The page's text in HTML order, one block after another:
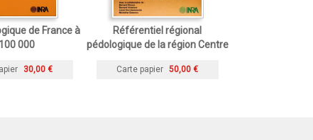
de France à
000
30,00 €
Référentiel régional
pédologique de la région Centre
Carte papier 50,00 €